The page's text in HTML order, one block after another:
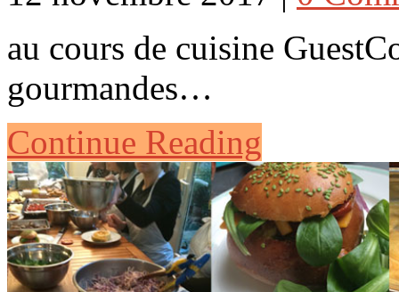
au cours de cuisine
gourmandes…
Continue Reading